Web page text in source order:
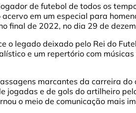
de futebol de todos os
acervo em um especial para
final de 2022, no dia 29 de
o legado deixado pelo Rei do
e um repertório com
marcantes da carreira
jogadas e de gols do artilheiro
o meio de comunicação mais